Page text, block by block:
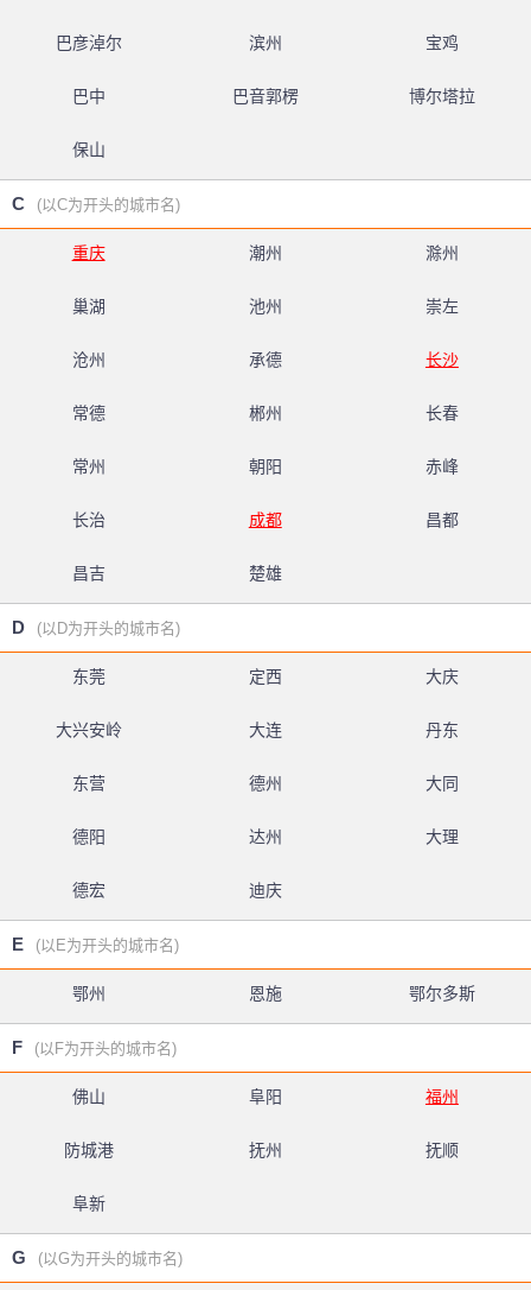
巴彦淖尔 滨州 宝鸡
巴中 巴音郭楞 博尔塔拉
保山
C (以C为开头的城市名)
重庆 潮州 滁州
巢湖 池州 崇左
沧州 承德 长沙
常德 郴州 长春
常州 朝阳 赤峰
长治 成都 昌都
昌吉 楚雄
D (以D为开头的城市名)
东莞 定西 大庆
大兴安岭 大连 丹东
东营 德州 大同
德阳 达州 大理
德宏 迪庆
E (以E为开头的城市名)
鄂州 恩施 鄂尔多斯
F (以F为开头的城市名)
佛山 阜阳 福州
防城港 抚州 抚顺
阜新
G (以G为开头的城市名)